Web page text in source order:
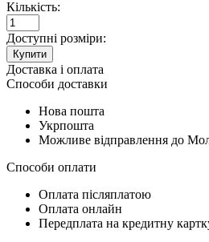
Кількість:
Доступні розміри:
Купити
Доставка і оплата
Способи доставки
Нова пошта
Укрпошта
Можливе відправлення до
Способи оплати
Оплата післяплатою
Оплата онлайн
Передплата на кредитну